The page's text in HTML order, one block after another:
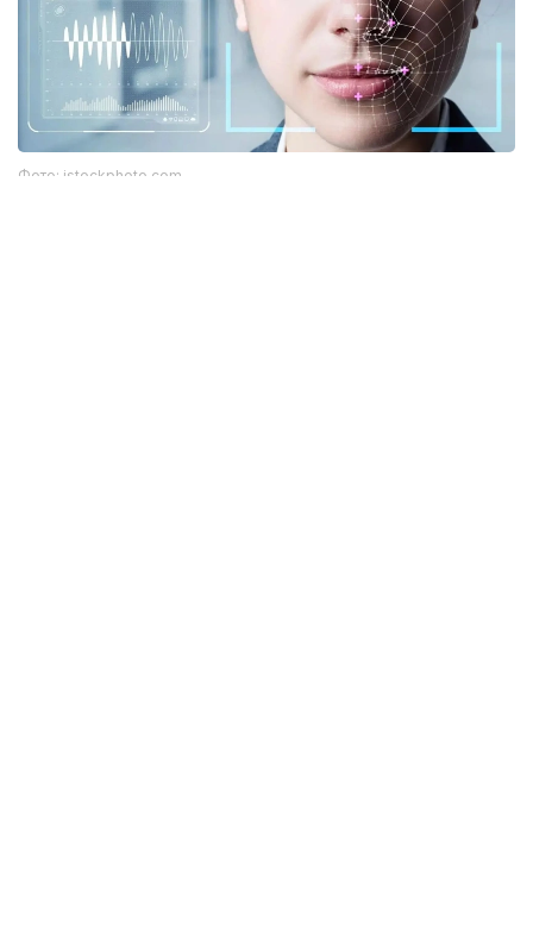
Фото: istockphoto.com